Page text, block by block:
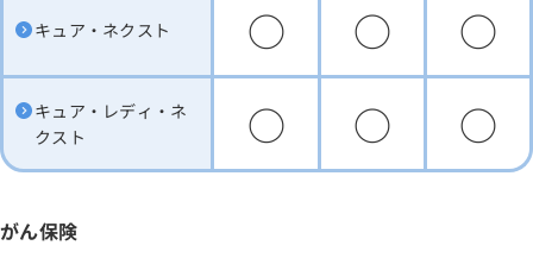
キュア・ネクスト ○ ○ ○
キュア・レディ・ネ
クスト
○ ○ ○
がん保険